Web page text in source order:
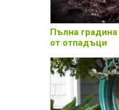
Пълна
от отпадъци